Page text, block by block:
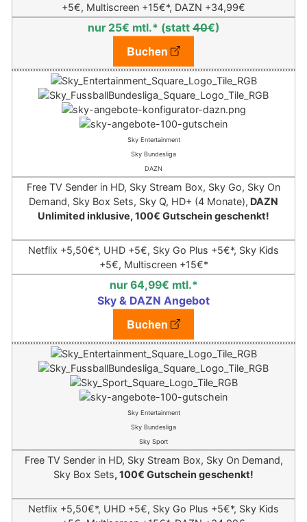
+5€, Multiscreen +15€*, DAZN +34,99€
nur 25€ mtl.* (statt 40€)
Buchen
Sky Entertainment
Sky Bundesliga
DAZN
Free TV Sender in HD, Sky Stream Box, Sky Go, Sky On
Demand, Sky Box Sets, Sky Q, HD+ (4 Monate), DAZN
Unlimited inklusive, 100€ Gutschein geschenkt!
Netflix +5,50€*, UHD +5€, Sky Go Plus +5€*, Sky Kids
+5€, Multiscreen +15€*
nur 64,99€ mtl.*
Sky & DAZN Angebot
Buchen
Sky Entertainment
Sky Bundesliga
Sky Sport
Free TV Sender in HD, Sky Stream Box, Sky On Demand,
Sky Box Sets, 100€ Gutschein geschenkt!
Netflix +5,50€*, UHD +5€, Sky Go Plus +5€*, Sky Kids